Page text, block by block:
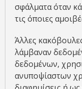
σφάλματα όταν
τις όποιες
Άλλες
λάμβαναν
δεδομένων,
ανυποψίαστων